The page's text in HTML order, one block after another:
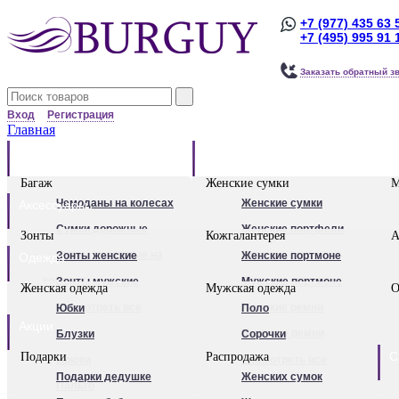
+7 (977) 435 63
+7 (495) 995 91
Заказать обратный
Вход Регистрация
Главная
Багаж
Чемоданы на колесах
Сумки дорожные
Сумки дорожные на
колесах.
Сумки - тележки
хозяйственные
Бьюти - кейсы
Кейс-пилоты
Женские сумки
Женские сумки
Женские портфели
Клатчи
Женские рюкзаки
Посмотреть все
Аксессуары
Зонты
Зонты женские
Зонты мужские
Посмотреть все
Кожгалантерея
Женские портмоне
Мужские портмоне
Женские ремни
Мужские ремни
Обложки для
автодокументов
Одежда
Женская одежда
Юбки
Блузки
Брюки
Пальто
Мужская одежда
Поло
Сорочки
Посмотреть все
Подарки
Подарки дедушке
Распродажа
Женских сумок